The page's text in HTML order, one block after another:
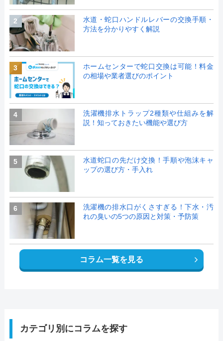
2
水道・蛇口ハンドルレバーの交換手順・
方法を分かりやすく解説
3
ホームセンターで蛇口交換は可能！料金
の相場や業者選びのポイント
4
洗濯機排水トラップ2種類や仕組みを解
説！知っておきたい機能や選び方
5
水道蛇口の先だけ交換！手順や泡沫キャ
ップの選び方・手入れ
6
洗濯機の排水口がくさすぎる！下水・汚
れの臭いの5つの原因と対策・予防策
コラム一覧を見る
カテゴリ別にコラムを探す